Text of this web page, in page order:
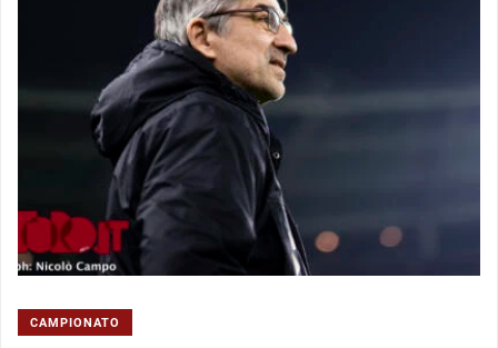
CAMPIONATO